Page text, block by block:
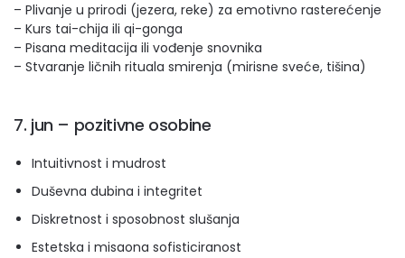
– Plivanje u prirodi (jezera, reke) za emotivno rasterećenje
– Kurs tai-chija ili qi-gonga
– Pisana meditacija ili vođenje snovnika
– Stvaranje ličnih rituala smirenja (mirisne sveće, tišina)
7. jun – pozitivne osobine
Intuitivnost i mudrost
Duševna dubina i integritet
Diskretnost i sposobnost slušanja
Estetska i misaona sofisticiranost